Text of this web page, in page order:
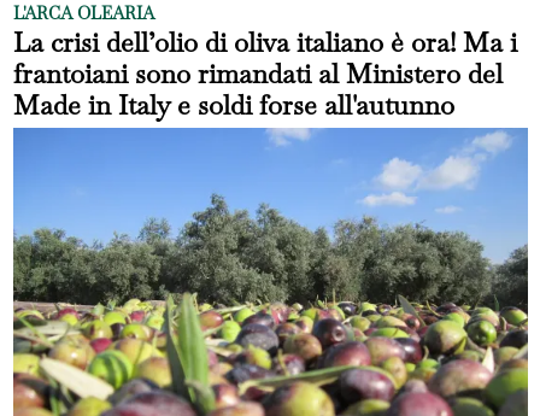
L'ARCA OLEARIA
La crisi dell’olio di oliva italiano è ora! Ma i
frantoiani sono rimandati al Ministero del
Made in Italy e soldi forse all'autunno